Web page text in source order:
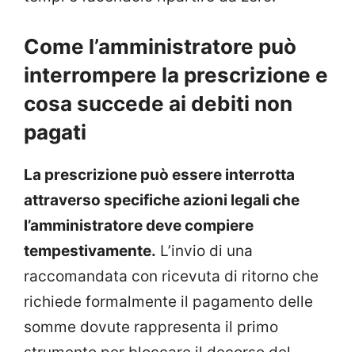
Come l’amministratore può
interrompere la prescrizione e
cosa succede ai debiti non
pagati
La prescrizione può essere interrotta
attraverso specifiche azioni legali che
l’amministratore deve compiere
tempestivamente. L’invio di una
raccomandata con ricevuta di ritorno che
richiede formalmente il pagamento delle
somme dovute rappresenta il primo